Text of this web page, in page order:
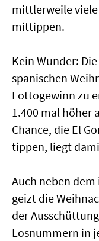
mittlerweile viele
mittippen.
Kein Wunder:
spanischen
Lottogewinn zu
1.400 mal höher
Chance, die El
tippen, liegt
Auch neben
geizt die
der
Losnummern in